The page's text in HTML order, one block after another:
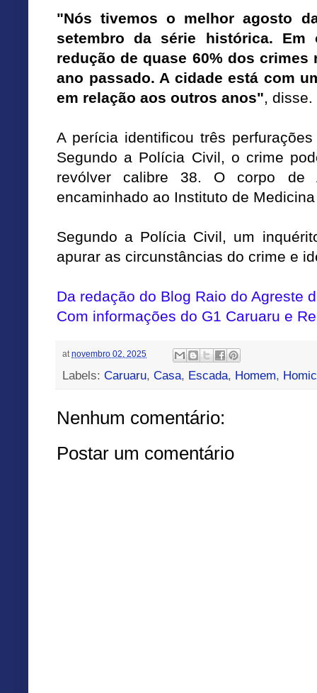
"Nós tivemos o melhor agosto
setembro da série histórica. Em
redução de quase 60% dos
ano passado. A cidade está com
em relação aos outros anos", disse.
A perícia identificou três
Segundo a Polícia Civil, o crime
revólver calibre 38. O corpo de
encaminhado ao Instituto de
Segundo a Polícia Civil, um
apurar as circunstâncias do crime e
Da redação do Blog Raio do Agreste
Com informações do G1 Caruaru e
at novembro 02, 2025
Labels: Caruaru, Casa, Escada, Homem,
Nenhum comentário:
Postar um comentário